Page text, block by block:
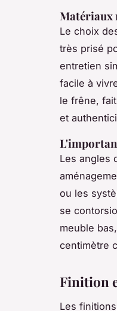
Matériaux
Le choix
très prisé
entretien
facile à
le frêne,
et
Les angles
ou les
se
meuble
centimètre
Finition
Les